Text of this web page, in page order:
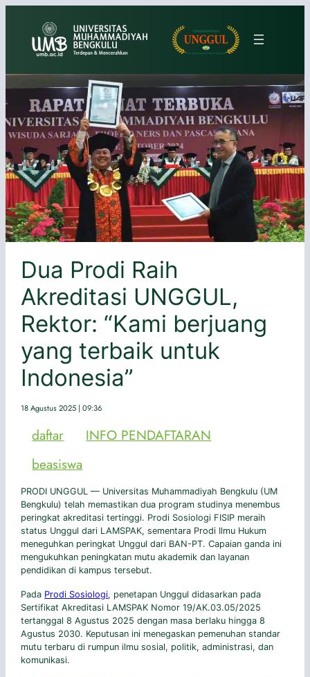
konten
Dua Prodi Raih
Akreditasi UNGGUL,
Rektor: “Kami berjuang
yang terbaik untuk
Indonesia”
18 Agustus 2025 | 09:36
daftar
INFO PENDAFTARAN
beasiswa
PRODI UNGGUL — Universitas Muhammadiyah Bengkulu (UM
Bengkulu) telah memastikan dua program studinya menembus
peringkat akreditasi tertinggi. Prodi Sosiologi FISIP meraih
status Unggul dari LAMSPAK, sementara Prodi Ilmu Hukum
meneguhkan peringkat Unggul dari BAN-PT. Capaian ganda ini
mengukuhkan peningkatan mutu akademik dan layanan
pendidikan di kampus tersebut.
Pada Prodi Sosiologi, penetapan Unggul didasarkan pada
Sertifikat Akreditasi LAMSPAK Nomor 19/AK.03.05/2025
tertanggal 8 Agustus 2025 dengan masa berlaku hingga 8
Agustus 2030. Keputusan ini menegaskan pemenuhan standar
mutu terbaru di rumpun ilmu sosial, politik, administrasi, dan
komunikasi.